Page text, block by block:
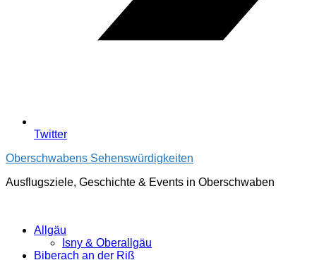
Twitter
Oberschwabens Sehenswürdigkeiten
Ausflugsziele, Geschichte & Events in Oberschwaben
Allgäu
Isny & Oberallgäu
Biberach an der Riß